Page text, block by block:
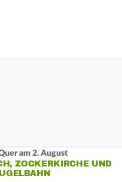
am 2. August
ZOCKERKIRCHE UND